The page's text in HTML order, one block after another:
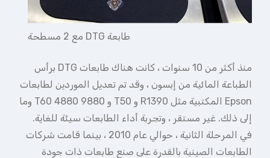
طابعة DTG مع 2 مسطحة
منذ أكثر من 10 سنوات ، كانت هناك طابعات DTG برأس
الطباعة المائية من إبسون ، وقد تم تعديل الموردين لطابعات
Epson المكتبية مثل R1390 و T50 و T60 4880 9880 وما
إلى ذلك. غير مستقر ، وتجربة أداء الطابعات سيئة للغاية.
في المرحلة الثانية ، حوالي عام 2010 ، بينما قامت شركات
الطابعات الصينية بالقدرة على صنع طابعات ذات جودة